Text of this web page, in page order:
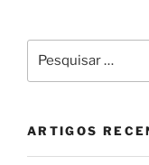
por:
ARTIGOS